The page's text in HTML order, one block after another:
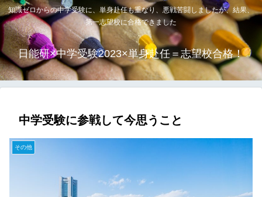
知識ゼロからの中学受験に、単身赴任も重なり、悪戦苦闘しましたが、結果、
第一志望校に合格できました
日能研×中学受験2023×単身赴任＝志望校合格！
中学受験に参戦して今思うこと
その他